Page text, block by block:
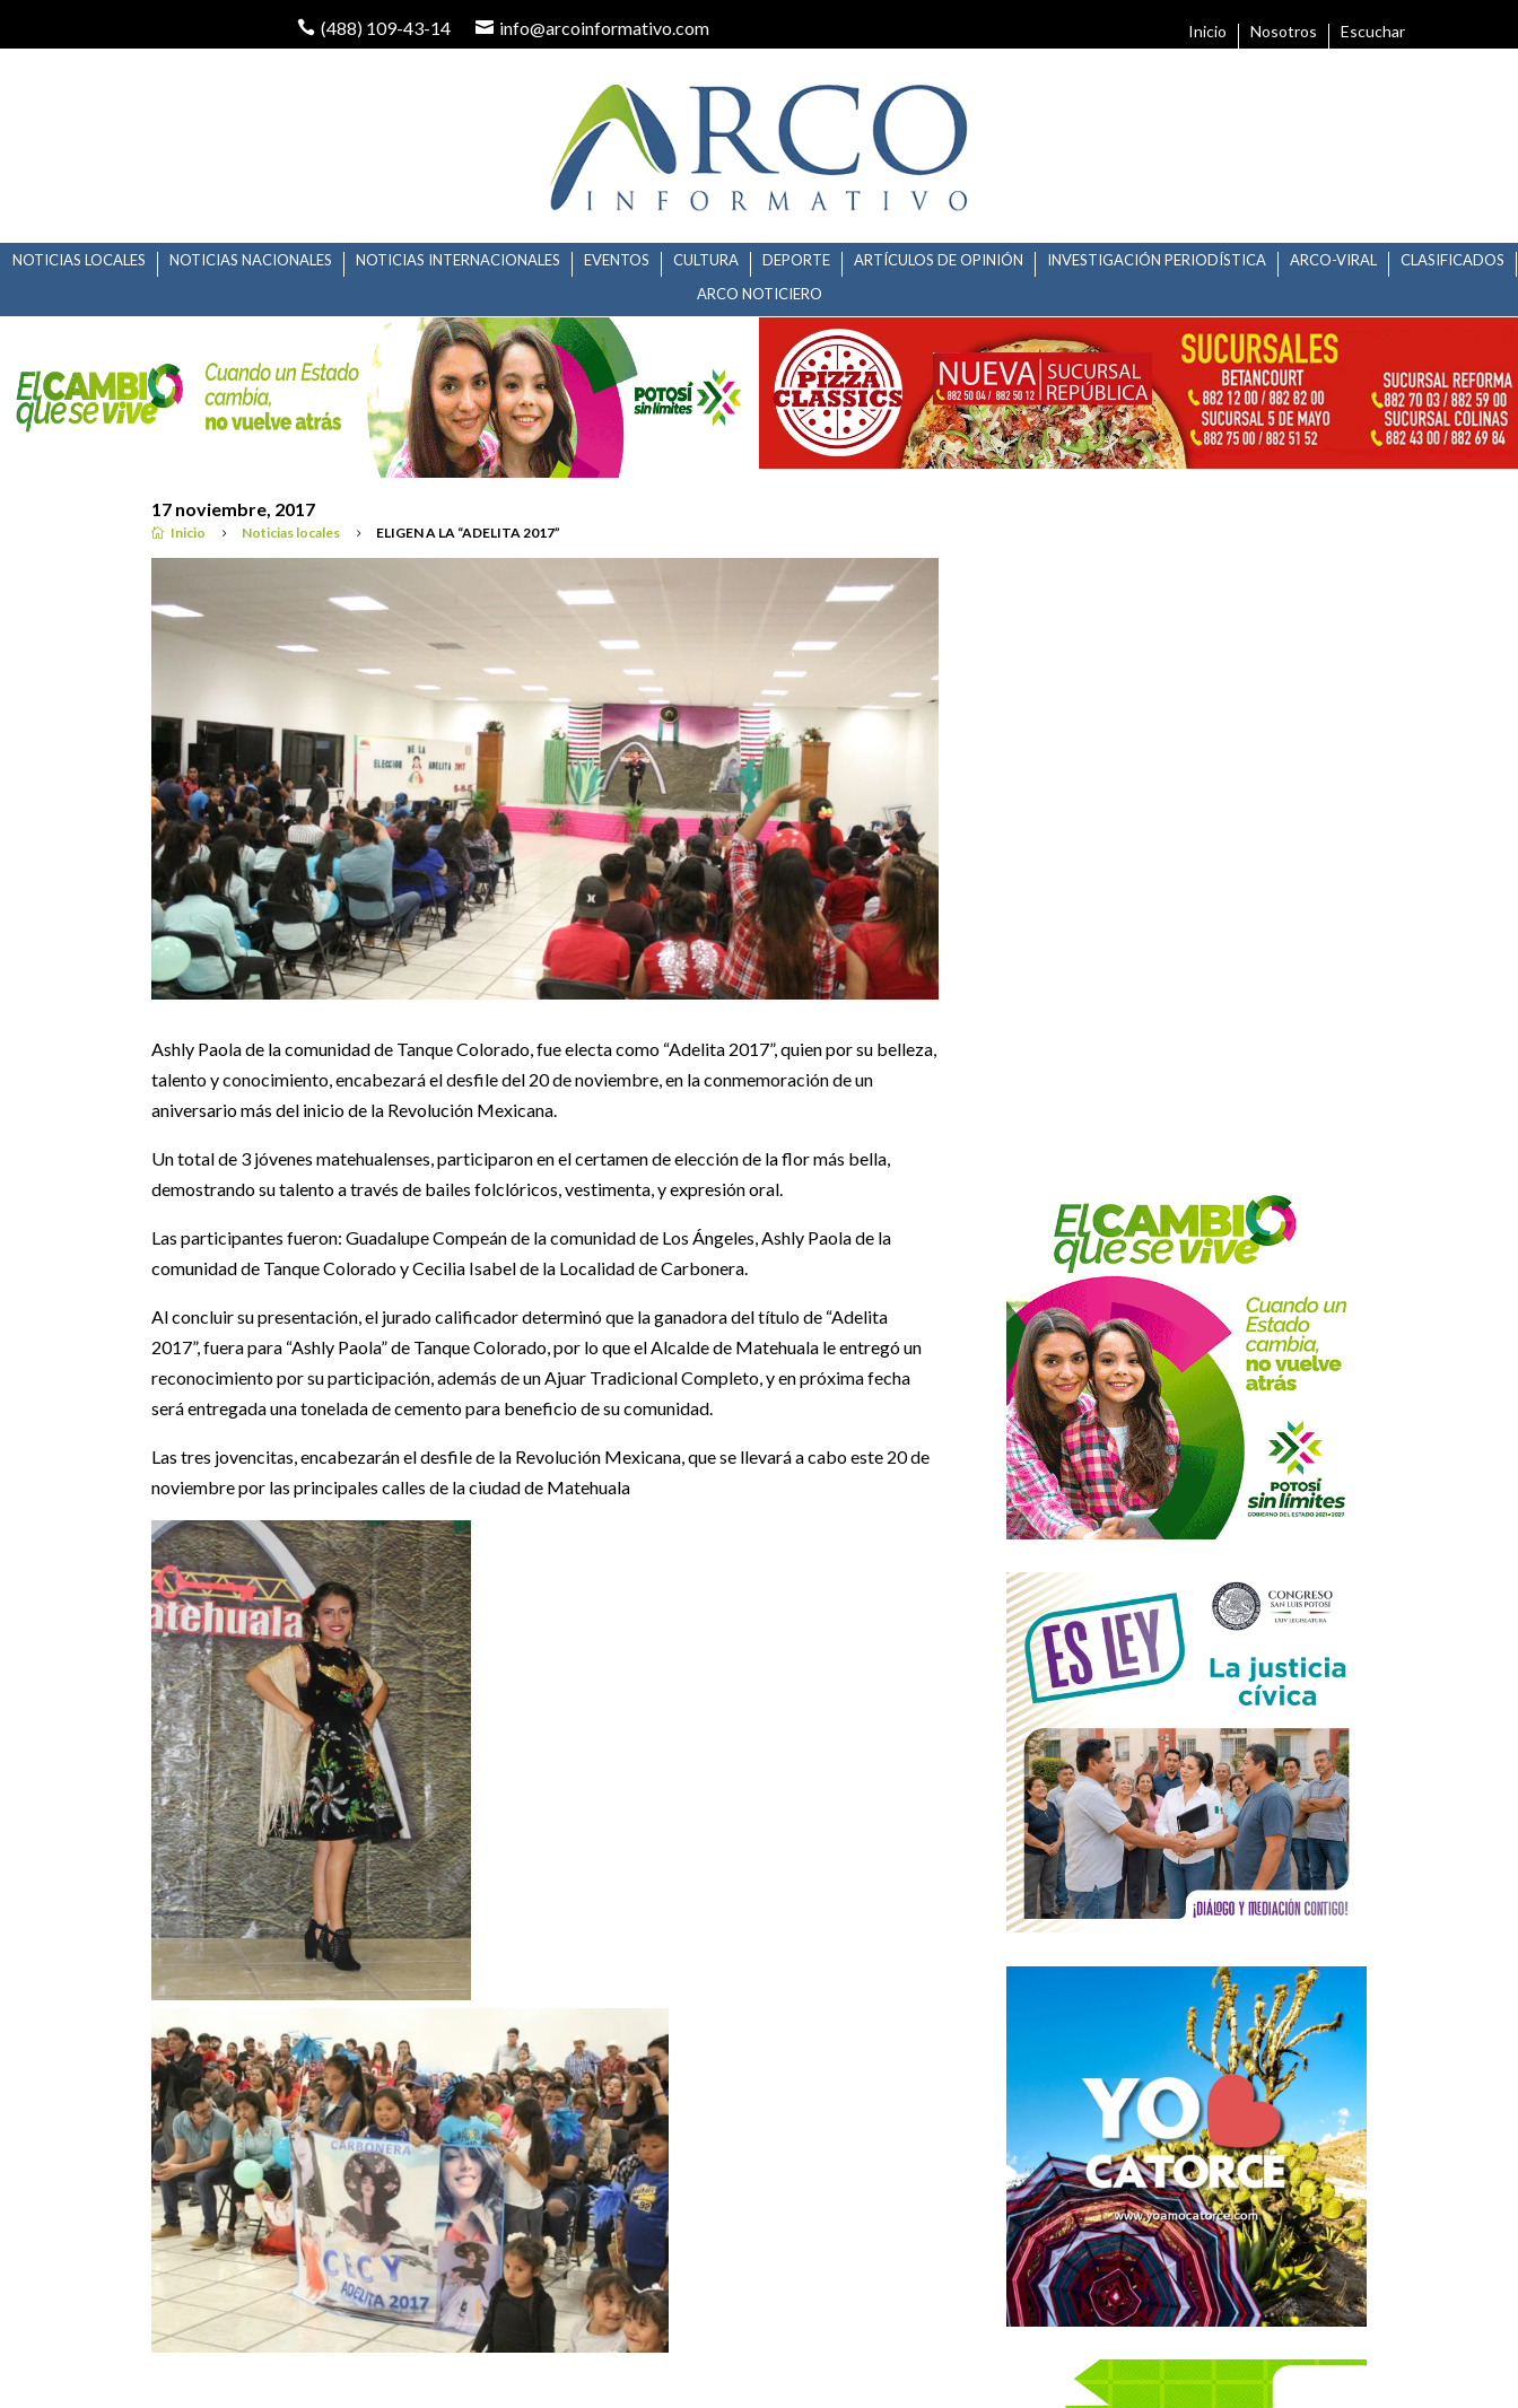
(488) 109-43-14 info@arcoinformativo.com Inicio Nosotros Escuchar
NOTICIAS LOCALES NOTICIAS NACIONALES NOTICIAS INTERNACIONALES EVENTOS CULTURA DEPORTE ARTÍCULOS DE OPINIÓN INVESTIGACIÓN PERIODÍSTICA ARCO-VIRAL
CLASIFICADOS
ARCO NOTICIERO
 Inicio 5 Noticias locales 5 ELIGEN A LA “ADELITA 2017”
ELIGEN A LA “ADELITA 2017”
17 noviembre, 2017
Ashly Paola de la comunidad de Tanque Colorado, fue electa como “Adelita 2017”, quien por su belleza,
talento y conocimiento, encabezará el desfile del 20 de noviembre, en la conmemoración de un
aniversario más del inicio de la Revolución Mexicana.
Un total de 3 jóvenes matehualenses, participaron en el certamen de elección de la flor más bella,
demostrando su talento a través de bailes folclóricos, vestimenta, y expresión oral.
Las participantes fueron: Guadalupe Compeán de la comunidad de Los Ángeles, Ashly Paola de la
comunidad de Tanque Colorado y Cecilia Isabel de la Localidad de Carbonera.
Al concluir su presentación, el jurado calificador determinó que la ganadora del título de “Adelita
2017”, fuera para “Ashly Paola” de Tanque Colorado, por lo que el Alcalde de Matehuala le entregó un
reconocimiento por su participación, además de un Ajuar Tradicional Completo, y en próxima fecha
será entregada una tonelada de cemento para beneficio de su comunidad.
Las tres jovencitas, encabezarán el desfile de la Revolución Mexicana, que se llevará a cabo este 20 de
noviembre por las principales calles de la ciudad de Matehuala